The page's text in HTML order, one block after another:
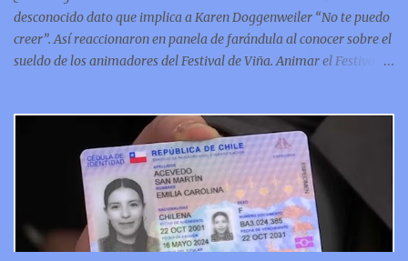
la hi...
desconocido dato que implica a Karen Doggenweiler “No te puedo
creer”. Así reaccionaron en panela de farándula al conocer sobre el
sueldo de los animadores del Festival de Viña. Animar el Festival
debería ser acorde. ¿Cuánto ganará Karen Doggenweiler y su
acompañante? Según se conoce hasta ahora, los animadores del
Festival de Viña del Mar no reciben un sueldo por su rol en el
evento. Al menos no un monto extra al que venían percibirndo por
contrato con su canal empleador. “A la Karen no le pagan, no le
pagan aparte. Hace rato que no pagan”, confirmó la periodista de